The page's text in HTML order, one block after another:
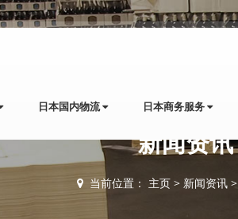
日本国内物流 日本商务服务
新闻资讯
当前位置： 主页 > 新闻资讯 >